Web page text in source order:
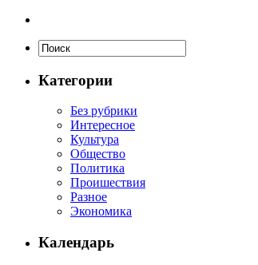
Категории
Без рубрики
Интересное
Культура
Общество
Политика
Проишествия
Разное
Экономика
Календарь